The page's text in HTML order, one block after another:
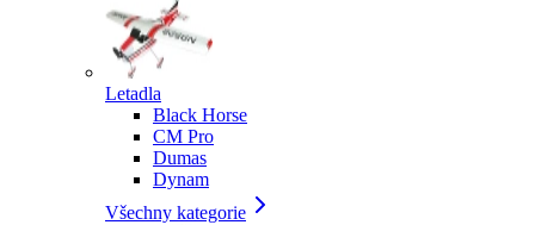
Letadla
Black Horse
CM Pro
Dumas
Dynam
Všechny kategorie